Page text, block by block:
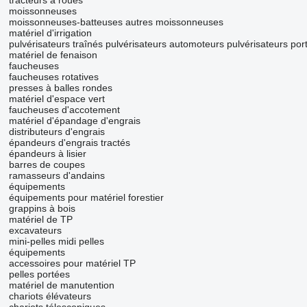
moissonneuses
moissonneuses-batteuses autres moissonneuses
matériel d'irrigation
pulvérisateurs traînés pulvérisateurs automoteurs pulvérisateurs
matériel de fenaison
faucheuses
faucheuses rotatives
presses à balles rondes
matériel d'espace vert
faucheuses d'accotement
matériel d'épandage d'engrais
distributeurs d'engrais
épandeurs d'engrais tractés
épandeurs à lisier
barres de coupes
ramasseurs d'andains
équipements
équipements pour matériel forestier
grappins à bois
matériel de TP
excavateurs
mini-pelles midi pelles
équipements
accessoires pour matériel TP
pelles portées
matériel de manutention
chariots élévateurs